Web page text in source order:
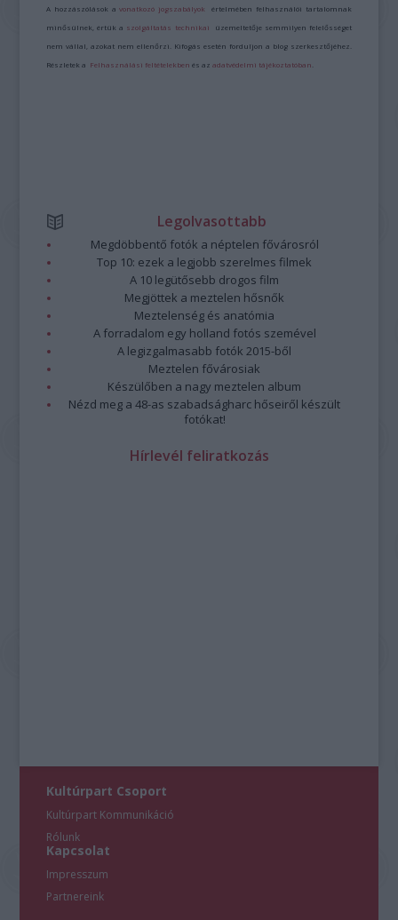
A hozzászólások avonatkozó jogszabályok értelmében felhasználói tartalomnak
minősülnek, értük a szolgáltatás technikai üzemeltetője semmilyen felelősséget
nem vállal, azokat nem ellenőrzi. Kifogás esetén forduljon a blog szerkesztőjéhez.
Részletek a Felhasználási feltételekben és azadatvédelmi tájékoztatóban
Legolvasottabb
Megdöbbentő fotók a néptelen fővárosról
Top 10: ezek a legjobb szerelmes filmek
A 10 legütősebb drogos film
Megjöttek a meztelen hősnők
Meztelenség és anatómia
A forradalom egy holland fotós szemével
A legizgalmasabb fotók 2015-ből
Meztelen fővárosiak
Készülőben a nagy meztelen album
Nézd meg a 48-as szabadságharc hőseiről készült
fotókat!
Hírlevél feliratkozás
Kultúrpart Csoport
Kultúrpart Kommunikáció
Rólunk
Kapcsolat
Impresszum
Partnereink